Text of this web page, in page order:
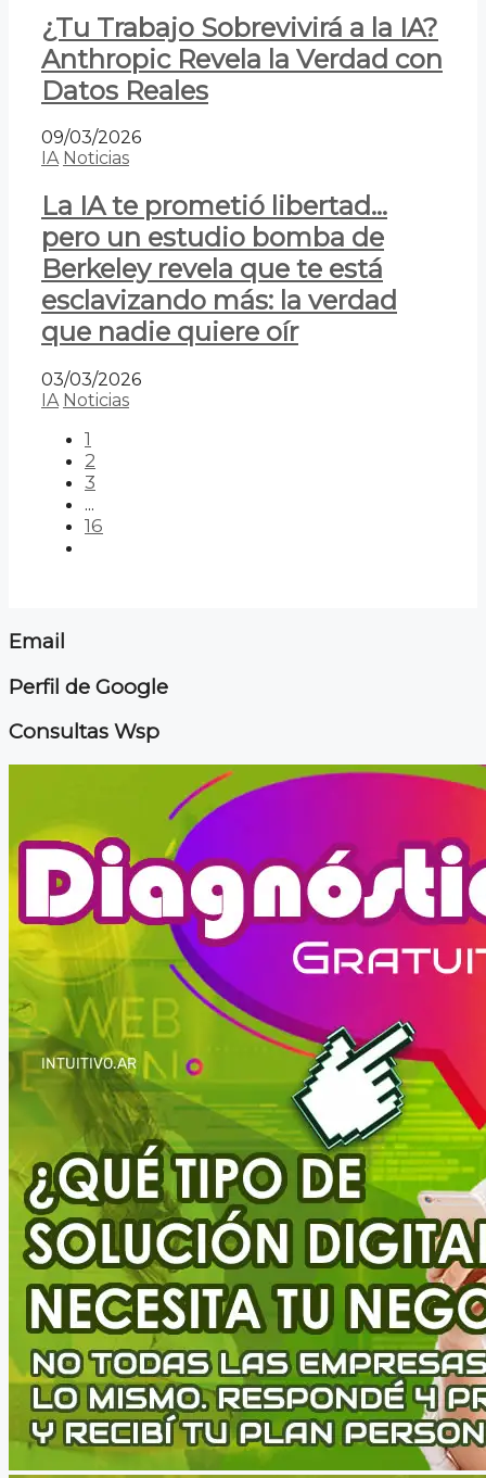
¿Tu Trabajo Sobrevivirá a la IA?
Anthropic Revela la Verdad con
Datos Reales
09/03/2026
IA Noticias
La IA te prometió libertad…
pero un estudio bomba de
Berkeley revela que te está
esclavizando más: la verdad
que nadie quiere oír
03/03/2026
IA Noticias
1
2
3
...
16
Email
Perfil de Google
Consultas Wsp